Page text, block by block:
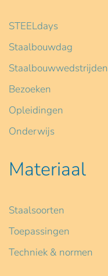
STEELdays
Staalbouwdag
Staalbouwwedstrijden
Bezoeken
Opleidingen
Onderwijs
Materiaal
Staalsoorten
Toepassingen
Techniek & normen